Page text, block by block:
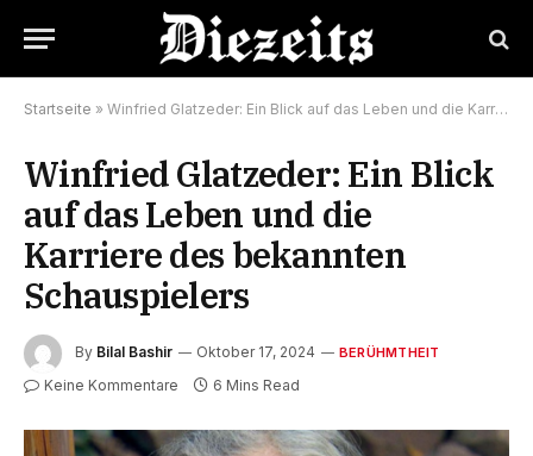
Startseite » Winfried Glatzeder: Ein Blick auf das Leben und die Karriere des bekannten Schauspielers
Winfried Glatzeder: Ein Blick
auf das Leben und die
Karriere des bekannten
Schauspielers
By Bilal Bashir Oktober 17, 2024 BERÜHMTHEIT
Keine Kommentare 6 Mins Read